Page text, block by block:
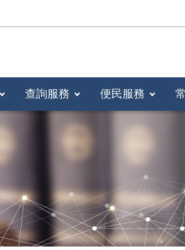
查詢服務 便民服務